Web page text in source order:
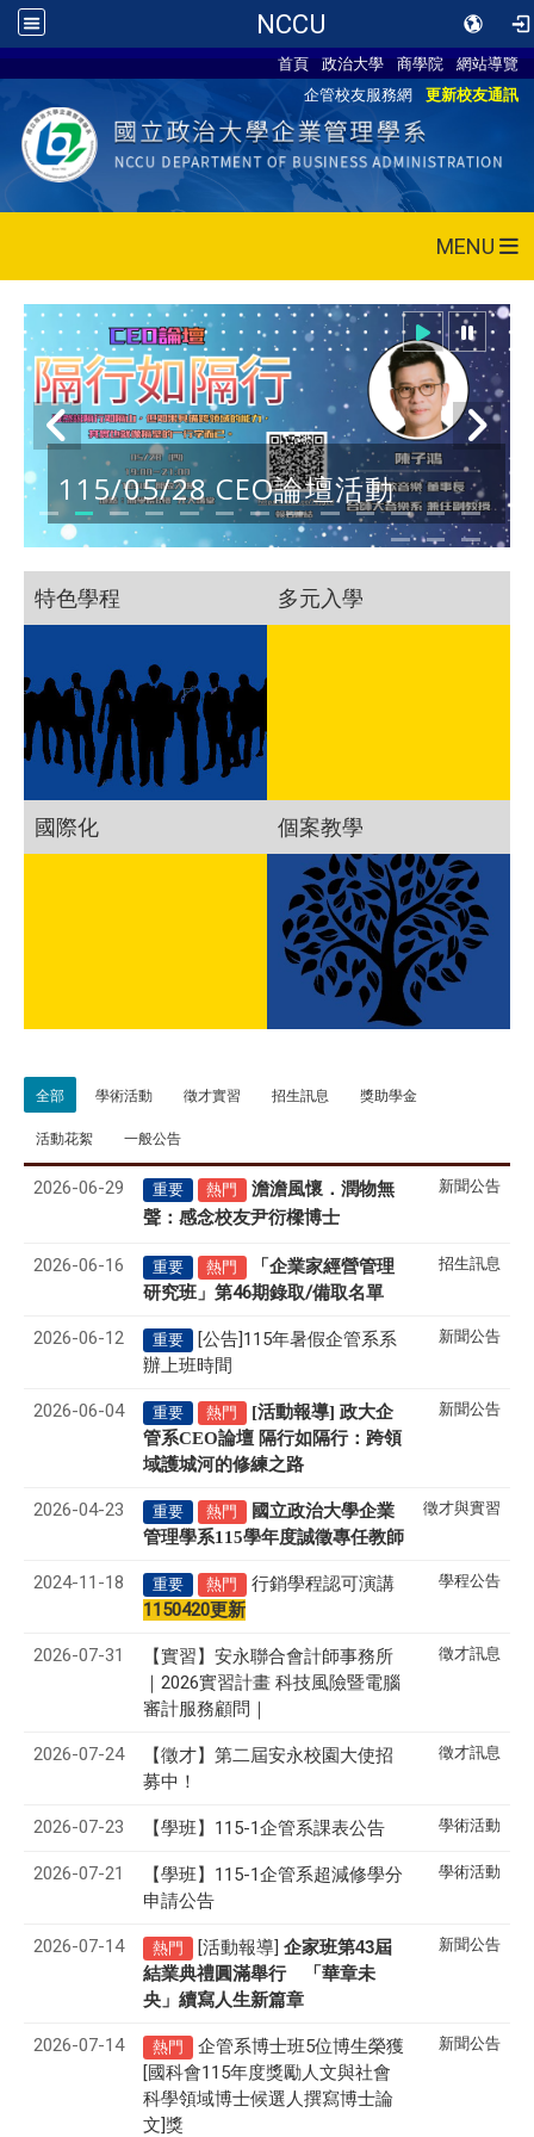
NCCU
首頁 政治大學 商學院
網站導覽
企管校友服務網
更新校友通訊
MENU
115/05/28 CEO論壇活動
特色學程 多元入學
國際化 個案教學
全部 學術活動 徵才實習 招生訊息 獎助學金
活動花絮 一般公告
2026-06-29 重要 熱門
澹澹風懷．潤物無
聲 ： 感念校友尹衍樑博士
新聞公告
2026-06-16 重要 熱門
「企業家經營管理
研究班」第46期錄取/備取名單
招生訊息
2026-06-12 重要
[公告]115年暑假企管系系
辦上班時間
新聞公告
2026-06-04 重要 熱門
[活動報導] 政大企
管系CEO論壇 隔行如隔行：跨領
域護城河的修練之路
新聞公告
2026-04-23 重要 熱門
國立政治大學企業
管理學系115學年度誠徵專任教師
徵才與實習
2024-11-18 重要 熱門
行銷學程認可演講
1150420更新
學程公告
2026-07-31
【實習】安永聯合會計師事務所
｜2026實習計畫 科技風險暨電腦
審計服務顧問｜
徵才訊息
2026-07-24 【徵才】 第二屆安永校園大使招
募中！
徵才訊息
2026-07-23 【學班】115-1企管系課表公告 學術活動
2026-07-21
【學班】115-1企管系超減修學分
申請公告
學術活動
2026-07-14 熱門 [活動報導] 企家班第43屆
結業典禮圓滿舉行 「華章未
央」續寫人生新篇章
新聞公告
2026-07-14 熱門
企管系博士班5位博生榮獲
[國科會115年度獎勵人文與社會
科學領域博士候選人撰寫博士論
文]獎
新聞公告